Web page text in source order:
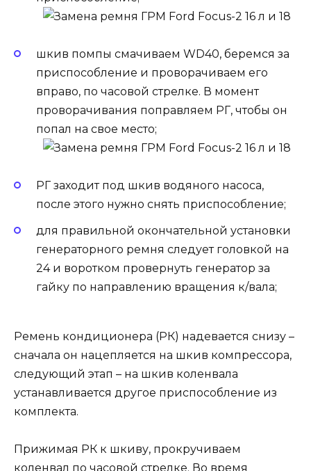
шкив помпы смачиваем WD40, беремся за
приспособление и проворачиваем его
вправо, по часовой стрелке. В момент
проворачивания поправляем РГ, чтобы он
попал на свое место;
РГ заходит под шкив водяного насоса,
после этого нужно снять приспособление;
для правильной окончательной установки
генераторного ремня следует головкой на
24 и воротком провернуть генератор за
гайку по направлению вращения к/вала;
Ремень кондиционера (РК) надевается снизу –
сначала он нацепляется на шкив компрессора,
следующий этап – на шкив коленвала
устанавливается другое приспособление из
комплекта.
Прижимая РК к шкиву, прокручиваем
коленвал по часовой стрелке. Во время